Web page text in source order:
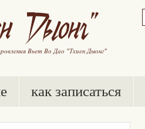
как записаться